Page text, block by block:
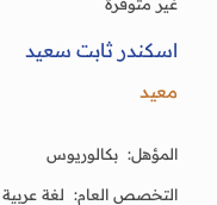
اسكندر ثابت سعيد
معيد
المؤهل: بكالوريوس
التخصص العام: لغة عربية